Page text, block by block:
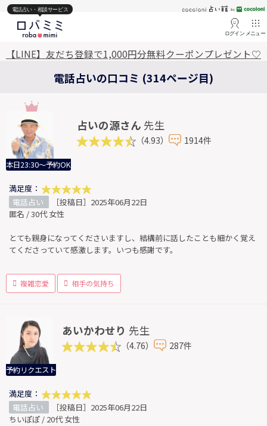
電話占い・相談サービス
ログイン メニュー
【LINE】友だち登録で1,000円分無料クーポンプレゼント♡
電話占いの口コミ (314ページ目)
本日23:30～予約OK
占いの源さん 先生
（4.93） 1914件
満足度：
電話占い
［投稿日］2025年06月22日
匿名 / 30代 女性
とても親身になってくださいますし、結構前に話したことも細かく覚え
てくださっていて感激します。いつも感謝です。
複雑恋愛 相手の気持ち
予約リクエスト
あいかわせり 先生
（4.76） 287件
満足度：
電話占い
［投稿日］2025年06月22日
ちいぽぽ / 20代 女性